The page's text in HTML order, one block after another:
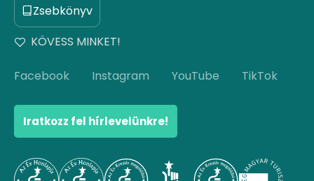
Zsebkönyv
KÖVESS MINKET!
Facebook Instagram YouTube TikTok
Iratkozz fel hírlevelünkre!